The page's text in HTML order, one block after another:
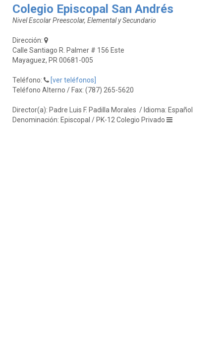
Colegio Episcopal San Andrés
Nivel Escolar Preescolar, Elemental y Secundario
Dirección:
Calle Santiago R. Palmer # 156 Este
Mayaguez, PR 00681-005
Teléfono:
[ver teléfonos]
Teléfono Alterno / Fax: (787) 265-5620
Director(a): Padre Luis F. Padilla Morales / Idioma: Español
Denominación: Episcopal / PK-12 Colegio Privado